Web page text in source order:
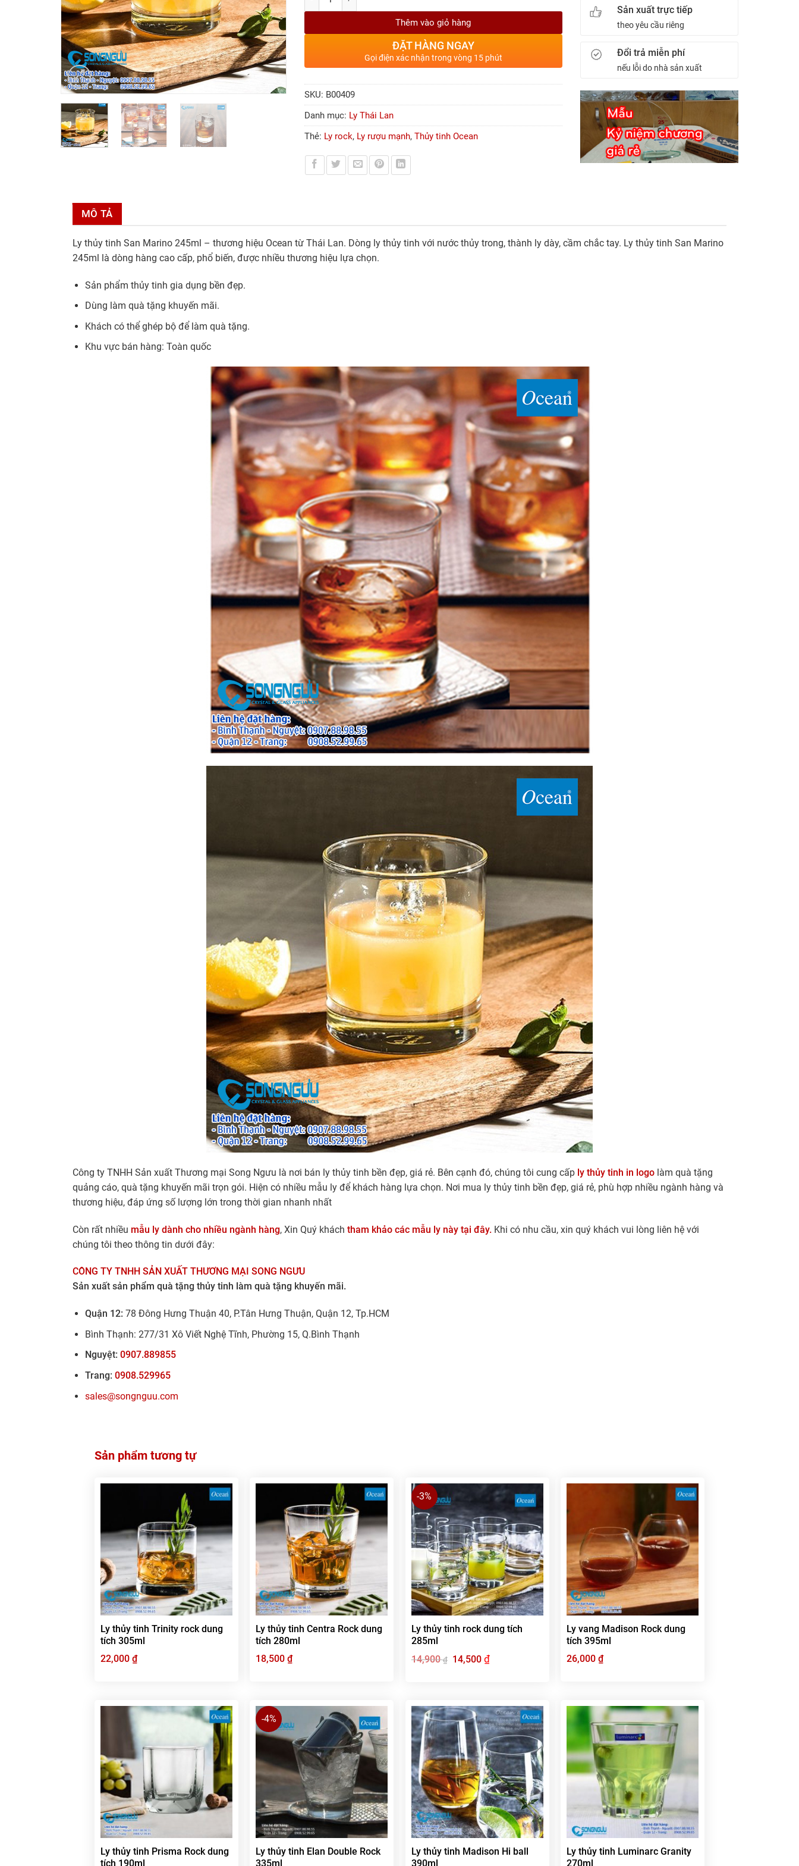
Thêm vào giỏ hàng
ĐẶT HÀNG NGAY
Gọi điện xác nhận trong vòng 15 phút
SKU: B00409
Danh mục: Ly Thái Lan
Thẻ: Ly rock, Ly rượu mạnh, Thủy tinh Ocean
Sản xuất trực tiếp
theo yêu cầu riêng
Đổi trả miễn phí
nếu lỗi do nhà sản xuất
MÔ TẢ
Ly thủy tinh San Marino 245ml – thương hiệu Ocean từ Thái Lan. Dòng ly thủy tinh với nước thủy trong, thành ly dày, cầm chắc tay. Ly thủy tinh San Marino
245ml là dòng hàng cao cấp, phổ biến, được nhiều thương hiệu lựa chọn.
Sản phẩm thủy tinh gia dụng bền đẹp.
Dùng làm quà tặng khuyến mãi.
Khách có thể ghép bộ để làm quà tặng.
Khu vực bán hàng: Toàn quốc
Công ty TNHH Sản xuất Thương mại Song Ngưu là nơi bán ly thủy tinh bền đẹp, giá rẻ. Bên cạnh đó, chúng tôi cung cấp ly thủy tinh in logo làm quà tặng
quảng cáo, quà tặng khuyến mãi trọn gói. Hiện có nhiều mẫu ly để khách hàng lựa chọn. Nơi mua ly thủy tinh bền đẹp, giá rẻ, phù hợp nhiều ngành hàng và
thương hiệu, đáp ứng số lượng lớn trong thời gian nhanh nhất
Còn rất nhiều mẫu ly dành cho nhiều ngành hàng, Xin Quý khách tham khảo các mẫu ly này tại đây. Khi có nhu cầu, xin quý khách vui lòng liên hệ với
chúng tôi theo thông tin dưới đây:
CÔNG TY TNHH SẢN XUẤT THƯƠNG MẠI SONG NGƯU
Sản xuất sản phẩm quà tặng thủy tinh làm quà tặng khuyến mãi.
Quận 12: 78 Đông Hưng Thuận 40, P.Tân Hưng Thuận, Quận 12, Tp.HCM
Bình Thạnh: 277/31 Xô Viết Nghệ Tĩnh, Phường 15, Q.Bình Thạnh
Nguyệt: 0907.889855
Trang: 0908.529965
sales@songnguu.com
Sản phẩm tương tự
Ly thủy tinh Trinity rock dung
tích 305ml
22,000 ₫
Ly thủy tinh Centra Rock dung
tích 280ml
18,500₫
-3%
Ly thủy tinh rock dung tích
285ml
14,900₫
Giá
gốc
14,500 ₫Giá
hiện
Ly vang Madison Rock dung
tích 395ml
26,000₫
Ly thủy tinh Prisma Rock dung
tích 190ml
-4%
Ly thủy tinh Elan Double Rock
335ml
Ly thủy tinh Madison Hi ball
390ml
Ly thủy tinh Luminarc Granity
270ml